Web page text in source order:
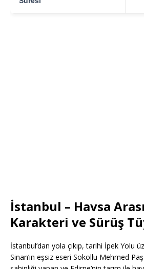
İstanbul – Havsa
Karakteri ve Sürüş
İstanbul’dan yola çıkıp, tarihi İpek Yolu
Sinan’ın eşsiz eseri Sokollu Mehmed